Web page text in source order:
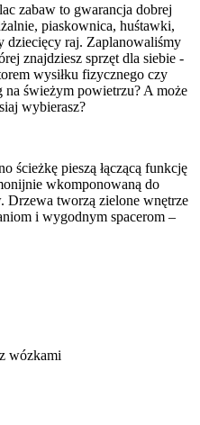
zabaw to gwarancja dobrej
piaskownica, huśtawki,
dziecięcy raj. Zaplanowaliśmy
znajdziesz sprzęt dla siebie -
wysiłku fizycznego czy
świeżym powietrzu? A może
wybierasz?
ścieżkę pieszą łączącą funkcję
wkomponowaną do
Drzewa tworzą zielone wnętrze
i wygodnym spacerom –
wózkami